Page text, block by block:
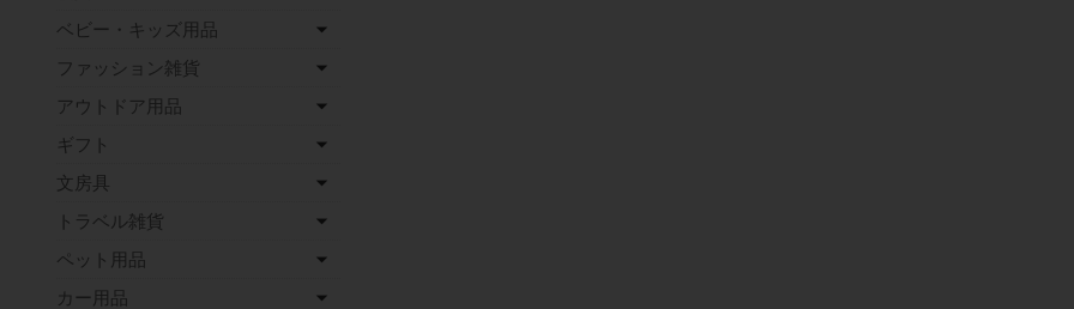
ベビー・キッズ用品
ファッション雑貨
アウトドア用品
ギフト
文房具
トラベル雑貨
ペット用品
カー用品